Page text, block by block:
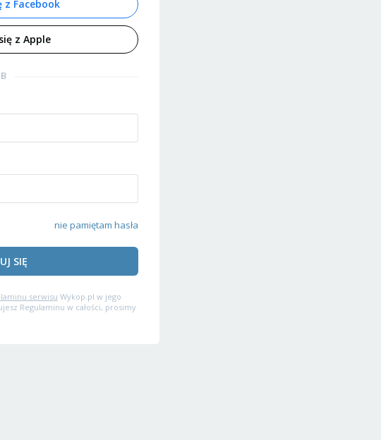
z Facebook
z Apple
nie pamiętam hasła
SIĘ
serwisu Wykop.pl w jego
Regulaminu w całości, prosimy